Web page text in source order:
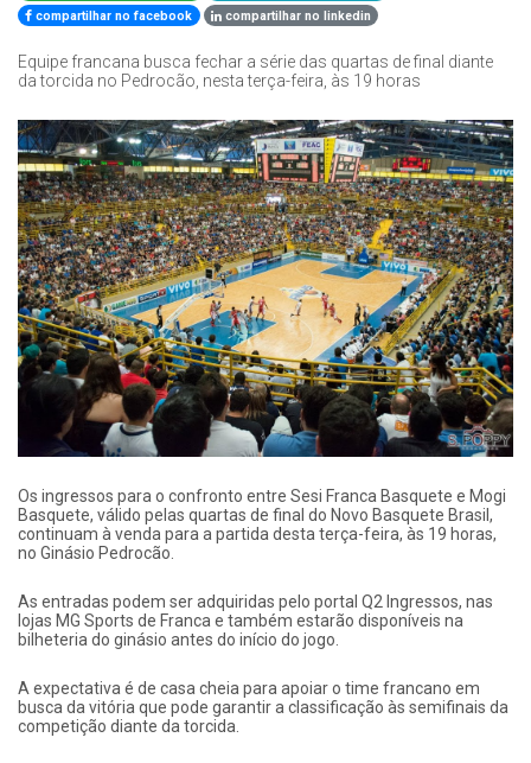
compartilhar no facebook
compartilhar no linkedin
Equipe francana busca fechar a série das quartas de final diante
da torcida no Pedrocão, nesta terça-feira, às 19 horas
Os ingressos para o confronto entre Sesi Franca Basquete e Mogi
Basquete, válido pelas quartas de final do Novo Basquete Brasil,
continuam à venda para a partida desta terça-feira, às 19 horas,
no Ginásio Pedrocão.
As entradas podem ser adquiridas pelo portal Q2 Ingressos, nas
lojas MG Sports de Franca e também estarão disponíveis na
bilheteria do ginásio antes do início do jogo.
A expectativa é de casa cheia para apoiar o time francano em
busca da vitória que pode garantir a classificação às semifinais da
competição diante da torcida.